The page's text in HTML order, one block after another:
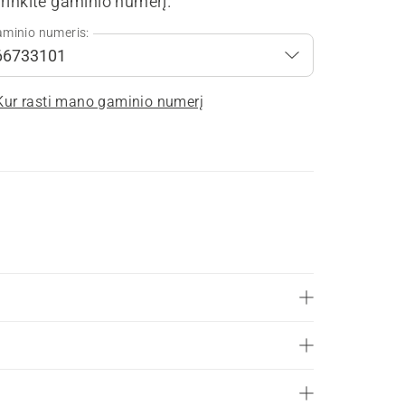
numeris:
rasti mano gaminio numerį